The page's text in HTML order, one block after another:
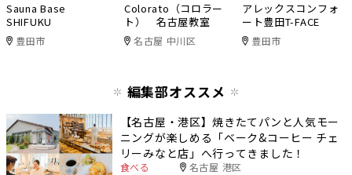
Sauna Base
SHIFUKU
豊田市
Colorato（コロラー
ト） 名古屋教室
名古屋 中川区
アレックスコンフォ
ート豊田T-FACE
豊田市
編集部オススメ
【名古屋・港区】焼きたてパンと人気モー
ニングが楽しめる「ベーク&コーヒー チェ
リーみなと店」へ行ってきました！
食べる 名古屋 港区